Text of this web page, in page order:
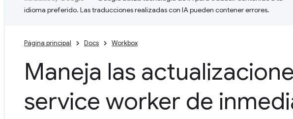
idioma preferido. Las traducciones realizadas con IA pueden contener errores.
Página principal Docs Workbox
Maneja las
service worker de